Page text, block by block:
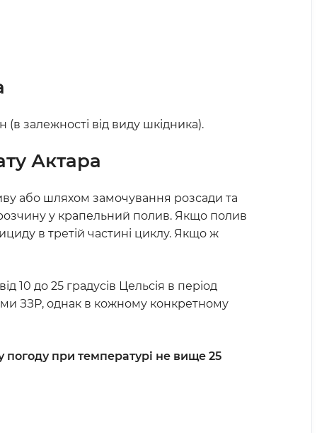
залежності від виду шкідника).
Актара
або шляхом замочування розсади та
у крапельний полив. Якщо полив
в третій частині циклу. Якщо ж
до 25 градусів Цельсія в період
ЗЗР, однак в кожному конкретному
погоду при температурі не вище 25